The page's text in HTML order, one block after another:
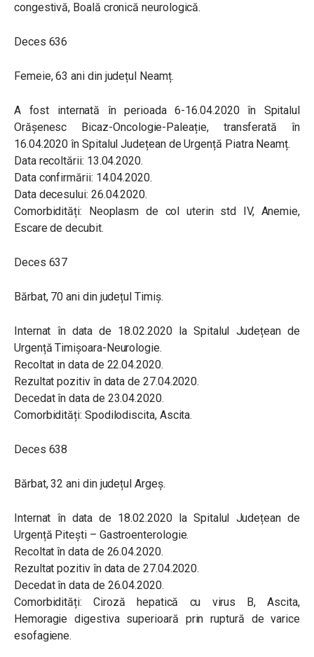
congestivă, Boală cronică neurologică.
Deces 636
Femeie, 63 ani din județul Neamț.
A fost internată în perioada 6-16.04.2020 în Spitalul
Orășenesc Bicaz-Oncologie-Paleație, transferată în
16.04.2020 în Spitalul Județean de Urgență Piatra Neamț.
Data recoltării: 13.04.2020.
Data confirmării: 14.04.2020.
Data decesului: 26.04.2020.
Comorbidități: Neoplasm de col uterin std IV, Anemie,
Escare de decubit.
Deces 637
Bărbat, 70 ani din județul Timiș.
Internat în data de 18.02.2020 la Spitalul Județean de
Urgență Timișoara-Neurologie.
Recoltat in data de 22.04.2020.
Rezultat pozitiv în data de 27.04.2020.
Decedat în data de 23.04.2020.
Comorbidități: Spodilodiscita, Ascita.
Deces 638
Bărbat, 32 ani din județul Argeș.
Internat în data de 18.02.2020 la Spitalul Județean de
Urgență Pitești – Gastroenterologie.
Recoltat în data de 26.04.2020.
Rezultat pozitiv în data de 27.04.2020.
Decedat în data de 26.04.2020.
Comorbidități: Ciroză hepatică cu virus B, Ascita,
Hemoragie digestiva superioară prin ruptură de varice
esofagiene.